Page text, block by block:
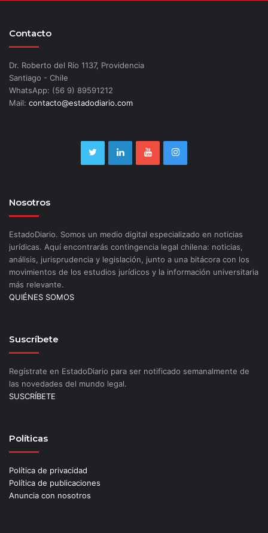
Contacto
Dr. Roberto del Río 1137, Providencia
Santiago - Chile
WhatsApp: (56 9) 89591212
Mail: contacto@estadodiario.com
Nosotros
EstadoDiario. Somos un medio digital especializado en noticias
jurídicas. Aquí encontrarás contingencia legal chilena: noticias,
análisis, jurisprudencia y legislación, junto a una bitácora con los
movimientos de los estudios jurídicos y la información universitaria
más relevante.
QUIÉNES SOMOS
Suscríbete
Regístrate en EstadoDiario para ser notificado semanalmente de
las novedades del mundo legal.
SUSCRÍBETE
Políticas
Política de privacidad
Política de publicaciones
Anuncia con nosotros